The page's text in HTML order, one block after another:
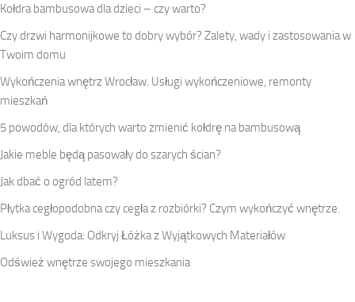
Kołdra bambusowa dla dzieci – czy warto?
Czy drzwi harmonijkowe to dobry wybór? Zalety, wady i zastosowania w
Twoim domu
Wykończenia wnętrz Wrocław. Usługi wykończeniowe, remonty
mieszkań
5 powodów, dla których warto zmienić kołdrę na bambusową
Jakie meble będą pasowały do szarych ścian?
Jak dbać o ogród latem?
Płytka cegłopodobna czy cegła z rozbiórki? Czym wykończyć wnętrze.
Luksus i Wygoda: Odkryj Łóżka z Wyjątkowych Materiałów
Odśwież wnętrze swojego mieszkania